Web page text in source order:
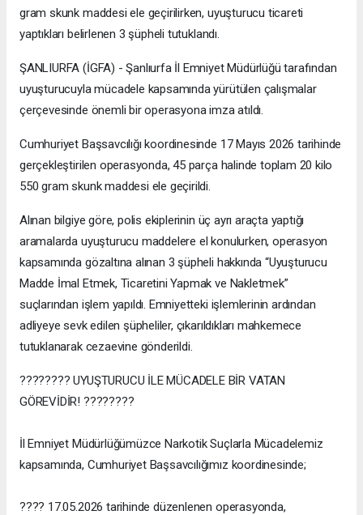
gram skunk maddesi ele geçirilirken, uyuşturucu ticareti
yaptıkları belirlenen 3 şüpheli tutuklandı.
ŞANLIURFA (İGFA) - Şanlıurfa İl Emniyet Müdürlüğü tarafından
uyuşturucuyla mücadele kapsamında yürütülen çalışmalar
çerçevesinde önemli bir operasyona imza atıldı.
Cumhuriyet Başsavcılığı koordinesinde 17 Mayıs 2026 tarihinde
gerçekleştirilen operasyonda, 45 parça halinde toplam 20 kilo
550 gram skunk maddesi ele geçirildi.
Alınan bilgiye göre, polis ekiplerinin üç ayrı araçta yaptığı
aramalarda uyuşturucu maddelere el konulurken, operasyon
kapsamında gözaltına alınan 3 şüpheli hakkında “Uyuşturucu
Madde İmal Etmek, Ticaretini Yapmak ve Nakletmek”
suçlarından işlem yapıldı. Emniyetteki işlemlerinin ardından
adliyeye sevk edilen şüpheliler, çıkarıldıkları mahkemece
tutuklanarak cezaevine gönderildi.
???????? UYUŞTURUCU İLE MÜCADELE BİR VATAN
GÖREVİDİR! ????????
İl Emniyet Müdürlüğümüzce Narkotik Suçlarla Mücadelemiz
kapsamında, Cumhuriyet Başsavcılığımız koordinesinde;
???? 17.05.2026 tarihinde düzenlenen operasyonda,